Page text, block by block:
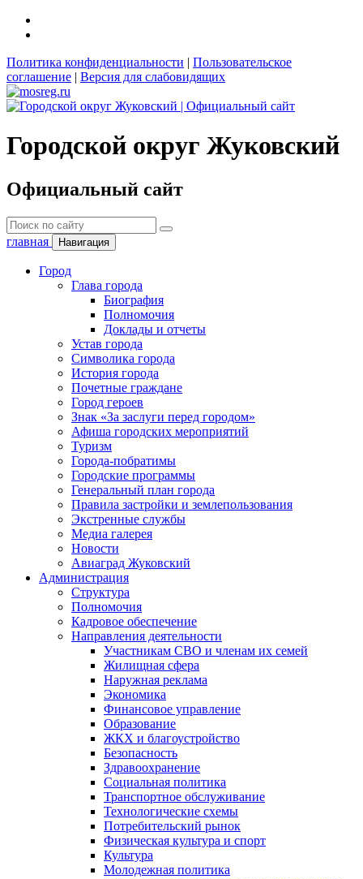
Политика конфиденциальности | Пользовательское
соглашение | Версия для слабовидящих
Городской округ Жуковский
Официальный сайт
главная Навигация
Город
Глава города
Биография
Полномочия
Доклады и отчеты
Устав города
Символика города
История города
Почетные граждане
Город героев
Знак «За заслуги перед городом»
Афиша городских мероприятий
Туризм
Города-побратимы
Городские программы
Генеральный план города
Правила застройки и землепользования
Экстренные службы
Медиа галерея
Новости
Авиаград Жуковский
Администрация
Структура
Полномочия
Кадровое обеспечение
Направления деятельности
Участникам СВО и членам их семей
Жилищная сфера
Наружная реклама
Экономика
Финансовое управление
Образование
ЖКХ и благоустройство
Безопасность
Здравоохранение
Социальная политика
Транспортное обслуживание
Технологические схемы
Потребительский рынок
Физическая культура и спорт
Культура
Молодежная политика